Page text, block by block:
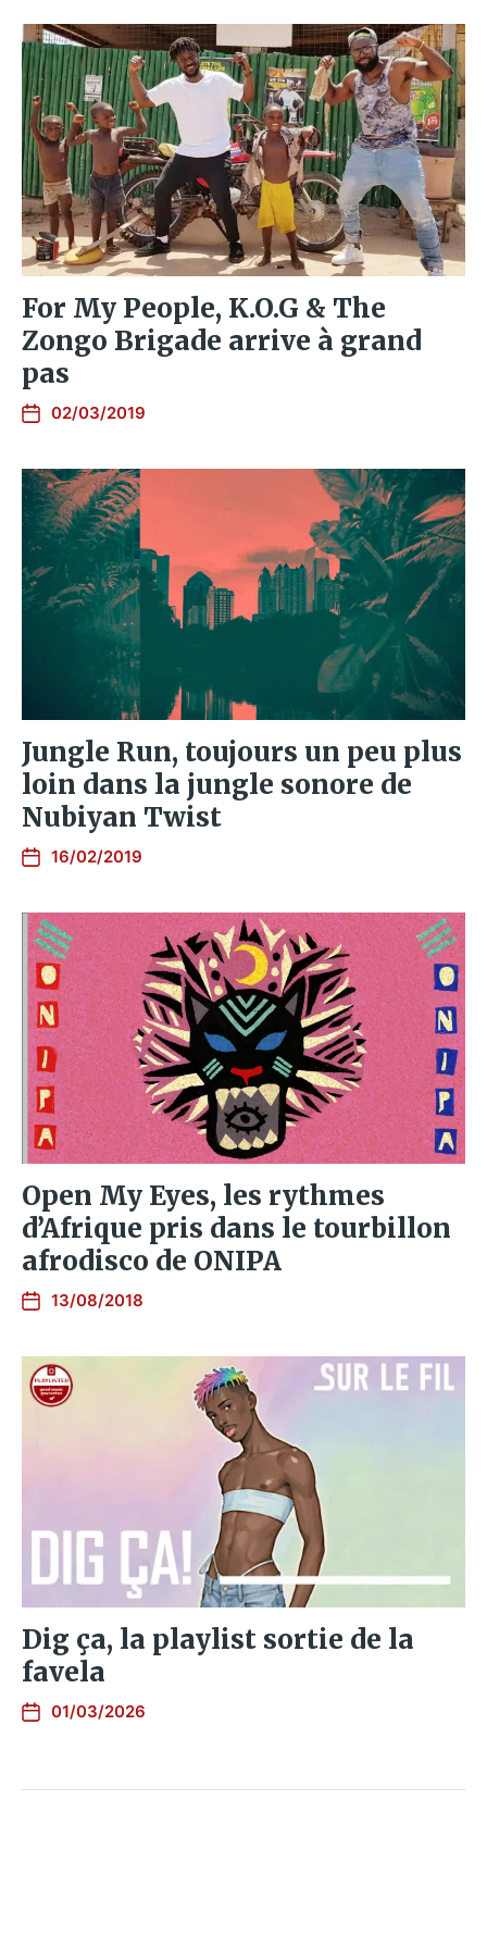
For My People, K.O.G & The
Zongo Brigade arrive à grand
pas
02/03/2019
Jungle Run, toujours un peu plus
loin dans la jungle sonore de
Nubiyan Twist
16/02/2019
Open My Eyes, les rythmes
d’Afrique pris dans le tourbillon
afrodisco de ONIPA
13/08/2018
Dig ça, la playlist sortie de la
favela
01/03/2026